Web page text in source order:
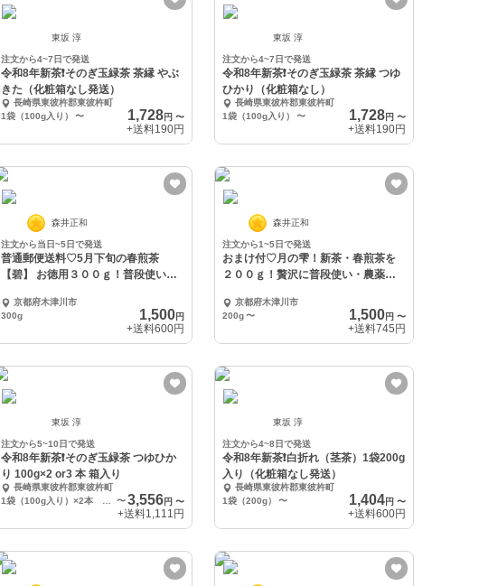
東坂 淳
注文から4~7日で発送
令和8年新茶❗️そのぎ玉緑茶 茶縁 やぶ
きた（化粧箱なし発送）
長崎県東彼杵郡東彼杵町
1袋（100g入り）
〜 1,728円〜
+送料190円
東坂 淳
注文から4~7日で発送
令和8年新茶❗️そのぎ玉緑茶 茶縁 つゆ
ひかり（化粧箱なし）
長崎県東彼杵郡東彼杵町
1袋（100g入り）
〜 1,728円 〜
+送料190円
森井正和
注文から当日~5日で発送
普通郵便送料♡5月下旬の春煎茶
【碧】 お徳用３００ｇ！普段使い・
京都府木津川市
300g
1,500円
+送料600円
森井正和
注文から1~5日で発送
おまけ付♡月の雫！新茶・春煎茶を
２００ｇ！贅沢に普段使い・農薬等
京都府木津川市
200g〜 1,500円 〜
+送料745円
東坂 淳
注文から5~10日で発送
令和8年新茶❗️そのぎ玉緑茶 つゆひか
り 100g×2 or3 本 箱入り
長崎県東彼杵郡東彼杵町
〜3,556円〜
+送料1,111円
東坂 淳
注文から4~8日で発送
令和8年新茶❗️白折れ（茎茶）1袋200g
入り（化粧箱なし発送）
長崎県東彼杵郡東彼杵町
1袋（200g）
〜 1,404円 〜
+送料600円